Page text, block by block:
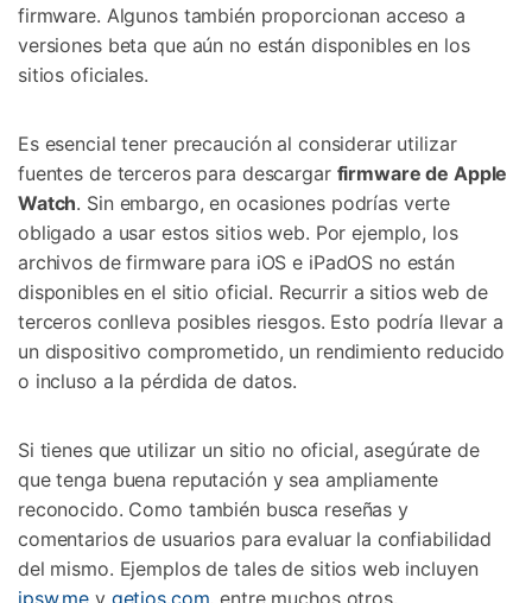
firmware. Algunos también proporcionan acceso a
versiones beta que aún no están disponibles en los
sitios oficiales.
Es esencial tener precaución al considerar utilizar
fuentes de terceros para descargar firmware de Apple
Watch. Sin embargo, en ocasiones podrías verte
obligado a usar estos sitios web. Por ejemplo, los
archivos de firmware para iOS e iPadOS no están
disponibles en el sitio oficial. Recurrir a sitios web de
terceros conlleva posibles riesgos. Esto podría llevar a
un dispositivo comprometido, un rendimiento reducido
o incluso a la pérdida de datos.
Si tienes que utilizar un sitio no oficial, asegúrate de
que tenga buena reputación y sea ampliamente
reconocido. Como también busca reseñas y
comentarios de usuarios para evaluar la confiabilidad
del mismo. Ejemplos de tales de sitios web incluyen
ipsw.me y getios.com, entre muchos otros.